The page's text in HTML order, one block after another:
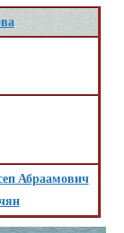
Абраамович